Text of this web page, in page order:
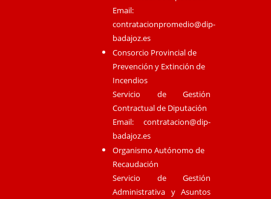
Email:
contratacionpromedio@dip-
badajoz.es
Consorcio Provincial de
Prevención y Extinción de
Incendios
Servicio de Gestión
Contractual de Diputación
Email:contratacion@dip-
badajoz.es
Organismo Autónomo de
Recaudación
Servicio de Gestión
Administrativa y Asuntos